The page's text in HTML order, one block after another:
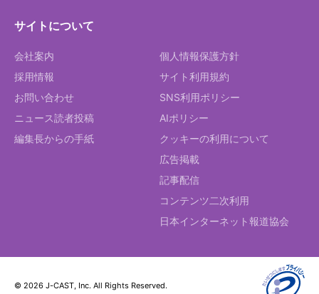
サイトについて
会社案内
採用情報
お問い合わせ
ニュース読者投稿
編集長からの手紙
個人情報保護方針
サイト利用規約
SNS利用ポリシー
AIポリシー
クッキーの利用について
広告掲載
記事配信
コンテンツ二次利用
日本インターネット報道協会
© 2026 J-CAST, Inc. All Rights Reserved.